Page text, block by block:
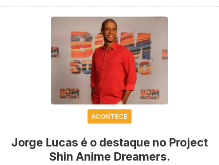
ACONTECE
Jorge Lucas é o destaque no Project
Shin Anime Dreamers.